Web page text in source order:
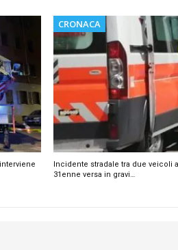
CRONACA
Incidente stradale tra due veicoli
31enne versa in gravi…